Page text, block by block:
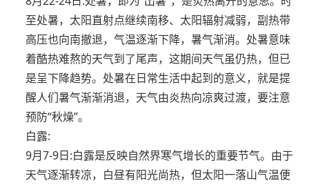
至处暑，太阳直射点继续南移、太阳辐射减弱，副热带
高压也向南撤退，气温逐渐下降，暑气渐消。处暑意味
着酷热难熬的天气到了尾声，这期间天气虽仍热，但已
是呈下降趋势。处暑在日常生活中起到的意义，就是提
醒人们暑气渐渐消退，天气由炎热向凉爽过渡，要注意
预防“秋燥”。
白露:
9月7-9日:白露是反映自然界寒气增长的重要节气。由于
天气逐渐转凉，白昼有阳光尚热，但太阳一落山气温便